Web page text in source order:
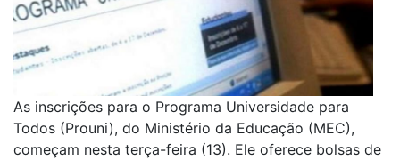
As inscrições para o Programa Universidade para
Todos (Prouni), do Ministério da Educação (MEC),
começam nesta terça-feira (13). Ele oferece bolsas de